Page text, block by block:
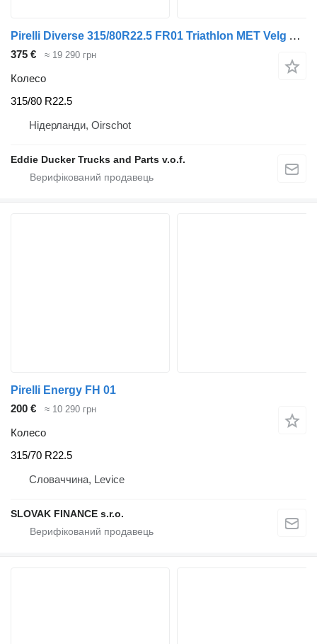
Pirelli Diverse 315/80R22.5 FR01 Triathlon MET Velg ALS Nieuw
375 € ≈ 19 290 грн
Колесо
315/80 R22.5
Нідерланди, Oirschot
Eddie Ducker Trucks and Parts v.o.f.
Pirelli Energy FH 01
200 €
≈ 10 290 грн
Колесо
315/70 R22.5
Словаччина, Levice
SLOVAK FINANCE s.r.o.